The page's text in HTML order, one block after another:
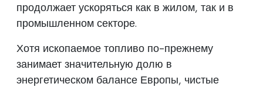
продолжает ускоряться как в жилом, так и в
промышленном секторе.
Хотя ископаемое топливо по-прежнему
занимает значительную долю в
энергетическом балансе Европы, чистые